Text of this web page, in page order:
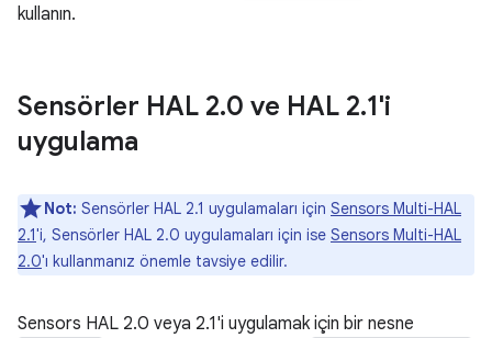
kullanın.
Sensörler HAL 2.0 ve HAL 2.1'i
uygulama
Not: Sensörler HAL 2.1 uygulamaları için Sensors Multi-HAL
2.1'i, Sensörler HAL 2.0 uygulamaları için ise Sensors Multi-HAL
2.0'ı kullanmanız önemle tavsiye edilir.
Sensors HAL 2.0 veya 2.1'i uygulamak için bir nesne